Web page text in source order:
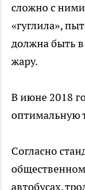
сложно с
«гуглила»,
должна быть
жару.
В июне 2018
оптимальную
Согласно
автобусах,